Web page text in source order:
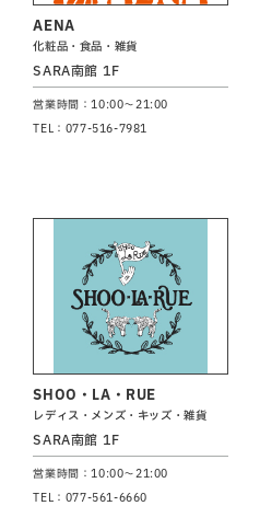
AENA
化粧品・食品・雑貨
SARA南館 1F
営業時間：10:00～21:00
TEL：077-516-7981
SHOO・LA・RUE
レディス・メンズ・キッズ・雑貨
SARA南館 1F
営業時間：10:00～21:00
TEL：077-561-6660